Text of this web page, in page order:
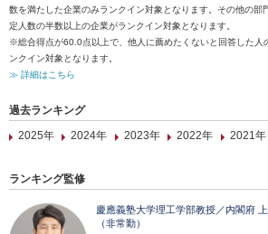
数を満たした企業のみランクイン対象となります。その他の部
定人数の半数以上の企業がランクイン対象となります。
※総合得点が60.0点以上で、他人に薦めたくないと回答した人
ンクイン対象となります。
≫ 詳細はこちら
過去ランキング
2025年
2024年 2023年 2022年 2021年
ランキング監修
慶應義塾大学理工学部教授／内閣府
（非常勤）